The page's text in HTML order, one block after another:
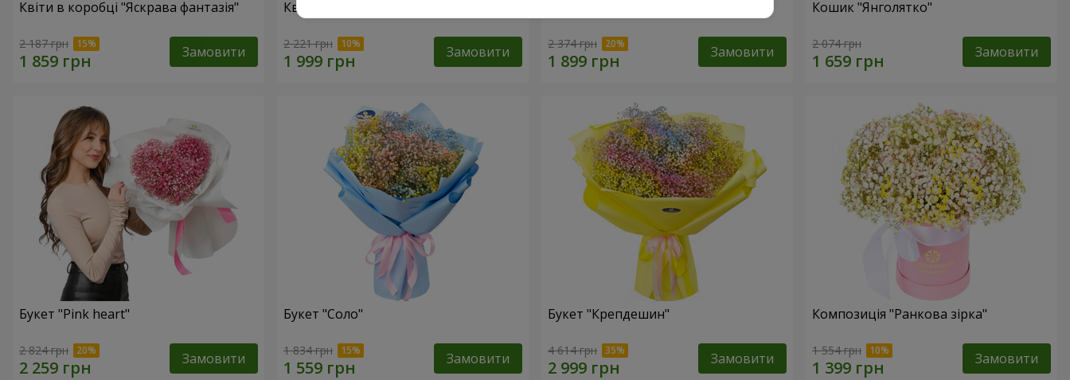
Квіти в коробці "Яскрава фантазія"
2 187 грн Замовити
Квіти в коробці "Соломія"
2 221 грн Замовити 2 374 грн Замовити
Кошик "Янголятко"
2 074 грн Замовити
Букет "Pink heart"
2 824 грн Замовити
Букет "Соло"
1 834 грн Замовити
Букет "Крепдешин"
4 614 грн Замовити
Композиція "Ранкова зірка"
1 554 грн Замовити